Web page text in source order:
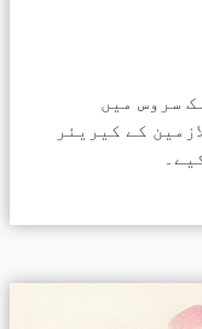
پبلک سروس میں
کے کیریئر